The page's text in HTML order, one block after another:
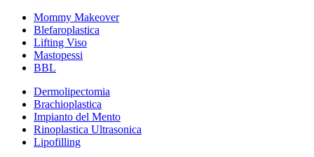
Mommy Makeover
Blefaroplastica
Lifting Viso
Mastopessi
BBL
Dermolipectomia
Brachioplastica
Impianto del Mento
Rinoplastica Ultrasonica
Lipofilling